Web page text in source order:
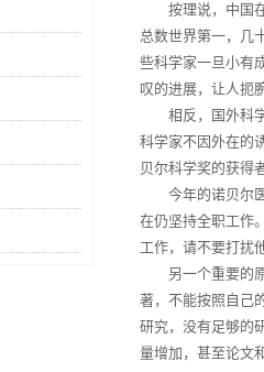
按理说，中国
总数世界第一，几
些科学家一旦小有
叹的进展，让人扼
相反，国外科
科学家不因外在的
贝尔科学奖的获得
今年的诺贝尔
在仍坚持全职工作
工作，请不要打扰
另一个重要的
著，不能按照自己
研究，没有足够的
量增加，甚至论文